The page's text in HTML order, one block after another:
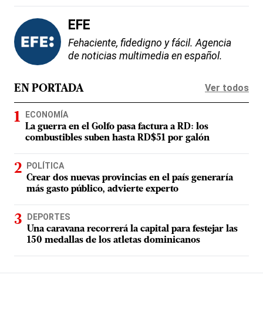
EFE
Fehaciente, fidedigno y fácil. Agencia
de noticias multimedia en español.
EN PORTADA Ver todos
ECONOMÍA
La guerra en el Golfo pasa factura a RD: los
combustibles suben hasta RD$51 por galón
POLÍTICA
Crear dos nuevas provincias en el país generaría
más gasto público, advierte experto
DEPORTES
Una caravana recorrerá la capital para festejar las
150 medallas de los atletas dominicanos